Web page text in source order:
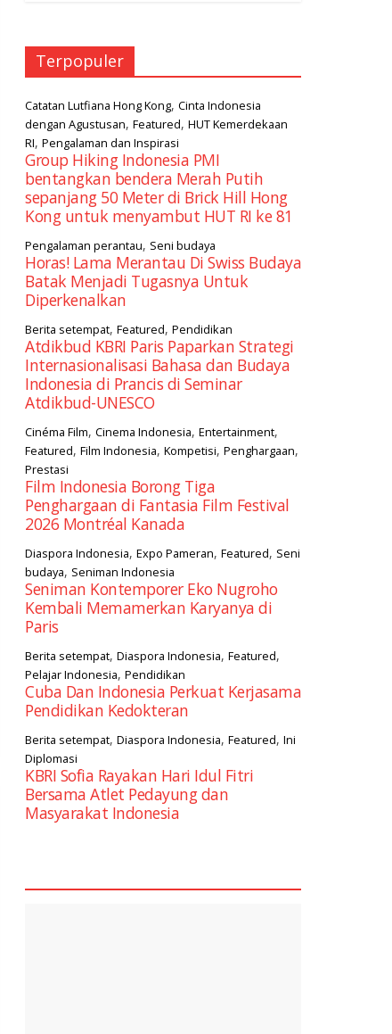
Terpopuler
Catatan Lutfiana Hong Kong, Cinta Indonesia
dengan Agustusan, Featured, HUT Kemerdekaan
RI, Pengalaman dan Inspirasi
Group Hiking Indonesia PMI
bentangkan bendera Merah Putih
sepanjang 50 Meter di Brick Hill Hong
Kong untuk menyambut HUT RI ke 81
Pengalaman perantau, Seni budaya
Horas! Lama Merantau Di Swiss Budaya
Batak Menjadi Tugasnya Untuk
Diperkenalkan
Berita setempat, Featured, Pendidikan
Atdikbud KBRI Paris Paparkan Strategi
Internasionalisasi Bahasa dan Budaya
Indonesia di Prancis di Seminar
Atdikbud-UNESCO
Cinéma Film, Cinema Indonesia, Entertainment,
Featured, Film Indonesia, Kompetisi, Penghargaan,
Prestasi
Film Indonesia Borong Tiga
Penghargaan di Fantasia Film Festival
2026 Montréal Kanada
Diaspora Indonesia, Expo Pameran, Featured, Seni
budaya, Seniman Indonesia
Seniman Kontemporer Eko Nugroho
Kembali Memamerkan Karyanya di
Paris
Berita setempat, Diaspora Indonesia, Featured,
Pelajar Indonesia, Pendidikan
Cuba Dan Indonesia Perkuat Kerjasama
Pendidikan Kedokteran
Berita setempat, Diaspora Indonesia, Featured, Ini
Diplomasi
KBRI Sofia Rayakan Hari Idul Fitri
Bersama Atlet Pedayung dan
Masyarakat Indonesia